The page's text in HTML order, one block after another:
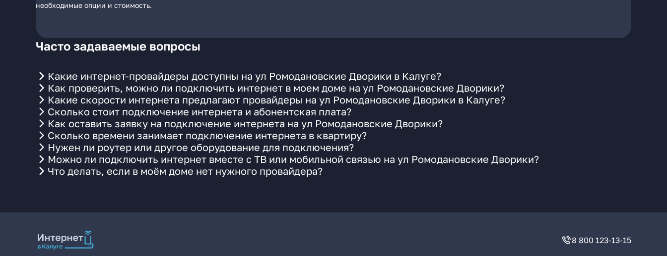
необходимые опции и стоимость.
Часто задаваемые вопросы
Какие интернет-провайдеры доступны на ул Ромодановские Дворики в Калуге?
Как проверить, можно ли подключить интернет в моем доме на ул Ромодановские Дворики?
Какие скорости интернета предлагают провайдеры на ул Ромодановские Дворики в Калуге?
Сколько стоит подключение интернета и абонентская плата?
Как оставить заявку на подключение интернета на ул Ромодановские Дворики?
Сколько времени занимает подключение интернета в квартиру?
Нужен ли роутер или другое оборудование для подключения?
Можно ли подключить интернет вместе с ТВ или мобильной связью на ул Ромодановские Дворики?
Что делать, если в моём доме нет нужного провайдера?
8 800 123-13-15